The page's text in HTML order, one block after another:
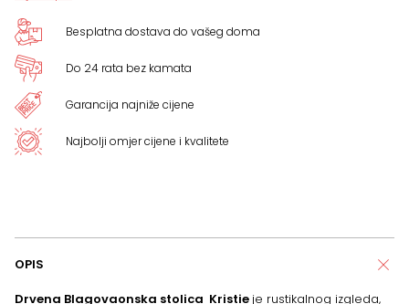
Besplatna dostava do vašeg doma
Do 24 rata bez kamata
Garancija najniže cijene
Najbolji omjer cijene i kvalitete
OPIS
Drvena Blagovaonska stolica Kristie je rustikalnog izgleda,